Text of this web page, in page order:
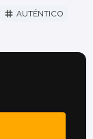
tag AUTÉNTICO